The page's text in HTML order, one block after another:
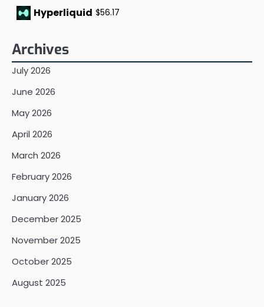
Hyperliquid $56.17
Archives
July 2026
June 2026
May 2026
April 2026
March 2026
February 2026
January 2026
December 2025
November 2025
October 2025
August 2025